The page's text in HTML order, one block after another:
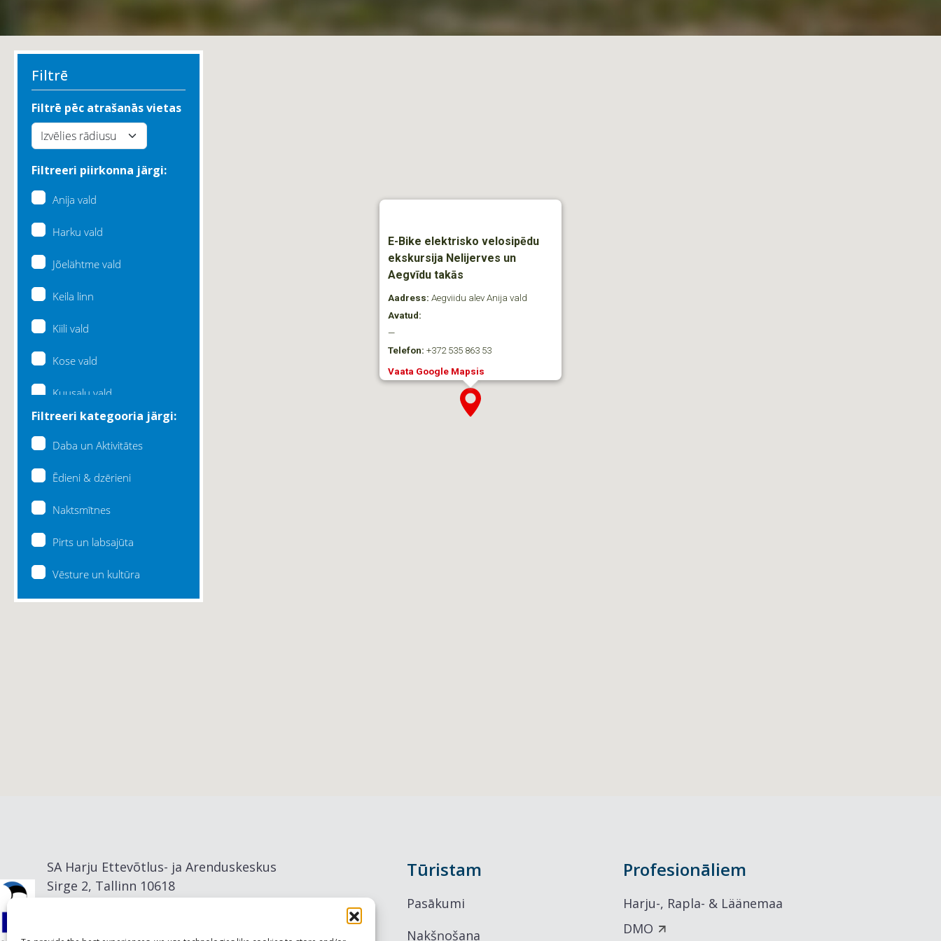
Filtrē
Filtrē pēc atrašanās vietas
Filtreeri piirkonna järgi:
Anija vald
Harku vald
Jõelähtme vald
Keila linn
Kiili vald
Kose vald
Kuusalu vald
Lääne-Harju vald
Filtreeri kategooria järgi:
Daba un Aktivitātes
Ēdieni & dzērieni
Naktsmītnes
Pirts un labsajūta
Vēsture un kultūra
E-Bike elektrisko velosipēdu
ekskursija Nelijerves un
Aegvīdu takās
Aadress: Aegviidu alev Anija vald
Avatud:
—
Telefon: +372 535 863 53
Vaata Google Mapsis
SA Harju Ettevõtlus- ja Arenduskeskus
Sirge 2, Tallinn 10618
Tūristam
Pasākumi
Nakšņošana
Profesionāliem
Harju-, Rapla- & Läänemaa
DMO